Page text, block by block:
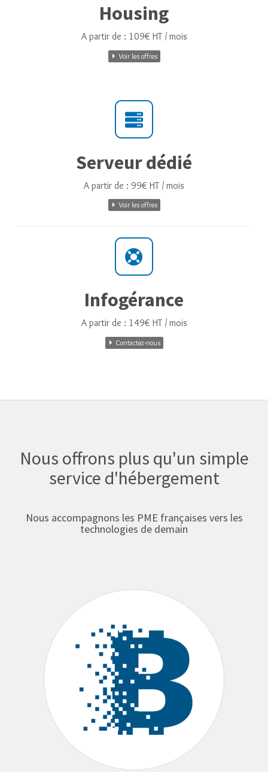
Housing
A partir de : 109€ HT / mois
Voir les offres
Serveur dédié
A partir de : 99€ HT / mois
Voir les offres
Infogérance
A partir de : 149€ HT / mois
Contactez-nous
Nous offrons plus qu'un simple
service d'hébergement
Nous accompagnons les PME françaises vers les
technologies de demain